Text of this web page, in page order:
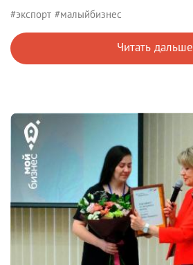
#экспорт #малыйбизнес
Читать дальше